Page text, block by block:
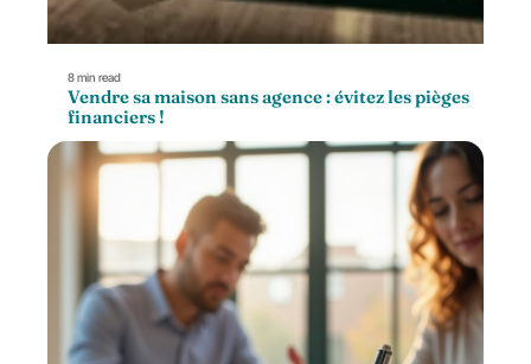
8 min read
Vendre sa maison sans agence : évitez les pièges
financiers !